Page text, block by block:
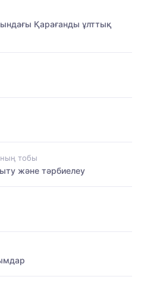
Қарағанды ұлттық
тобы
және тәрбиелеу